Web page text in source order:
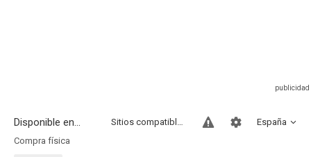
Disponible en... España
Sitios compatibles
Compra física